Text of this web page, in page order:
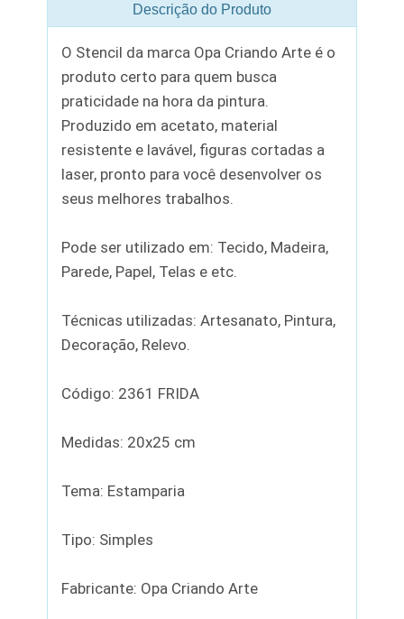
Descrição do Produto
O Stencil da marca Opa Criando Arte é o
produto certo para quem busca
praticidade na hora da pintura.
Produzido em acetato, material
resistente e lavável, figuras cortadas a
laser, pronto para você desenvolver os
seus melhores trabalhos.
Pode ser utilizado em: Tecido, Madeira,
Parede, Papel, Telas e etc.
Técnicas utilizadas: Artesanato, Pintura,
Decoração, Relevo.
Código: 2361 FRIDA
Medidas: 20x25 cm
Tema: Estamparia
Tipo: Simples
Fabricante: Opa Criando Arte